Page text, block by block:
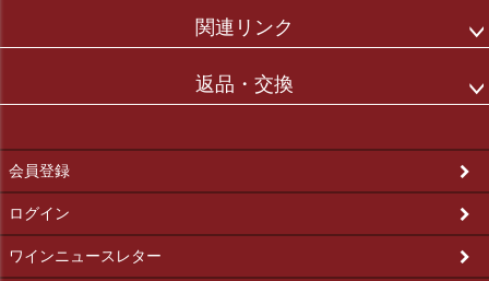
関連リンク
返品・交換
会員登録
ログイン
ワインニュースレター